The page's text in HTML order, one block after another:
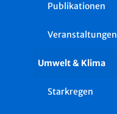
Publikationen
Veranstaltungen
Umwelt & Klima
Starkregen